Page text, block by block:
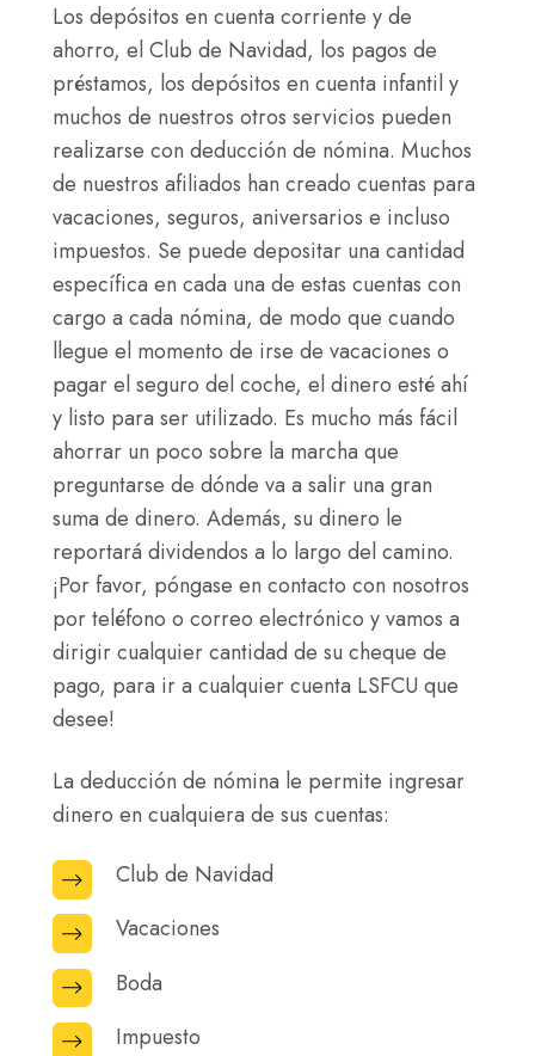
ir
el
ingreso
OR
Los depósitos en cuenta corriente y de
ahorro, el Club de Navidad, los pagos de
préstamos, los depósitos en cuenta infantil y
muchos de nuestros otros servicios pueden
realizarse con deducción de nómina. Muchos
de nuestros afiliados han creado cuentas para
vacaciones, seguros, aniversarios e incluso
impuestos. Se puede depositar una cantidad
específica en cada una de estas cuentas con
cargo a cada nómina, de modo que cuando
llegue el momento de irse de vacaciones o
pagar el seguro del coche, el dinero esté ahí
y listo para ser utilizado. Es mucho más fácil
ahorrar un poco sobre la marcha que
preguntarse de dónde va a salir una gran
suma de dinero. Además, su dinero le
reportará dividendos a lo largo del camino.
¡Por favor, póngase en contacto con nosotros
por teléfono o correo electrónico y vamos a
dirigir cualquier cantidad de su cheque de
pago, para ir a cualquier cuenta LSFCU que
desee!
La deducción de nómina le permite ingresar
dinero en cualquiera de sus cuentas:
Club de Navidad
Club
de
NavidadVacaciones
Vacaciones
Boda
Boda
Impuesto
Impuesto